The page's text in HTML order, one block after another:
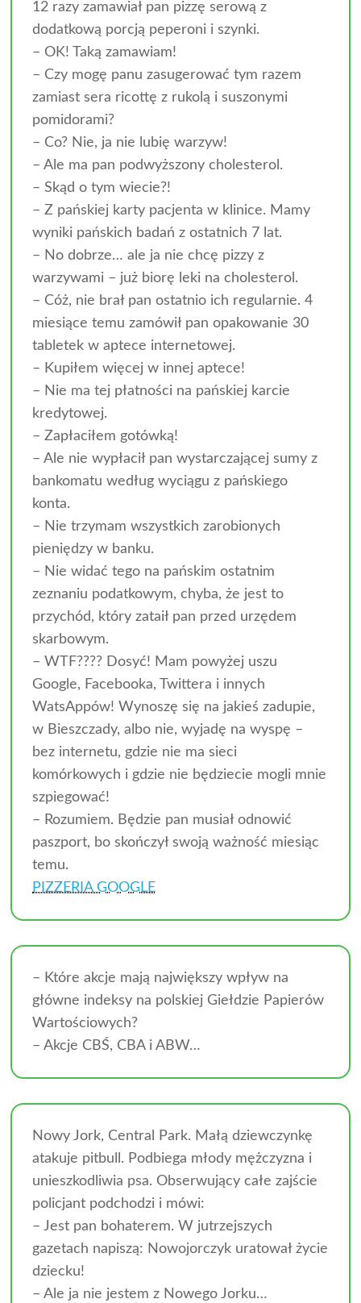
12 razy zamawiał pan pizzę serową z
dodatkową porcją peperoni i szynki.
– OK! Taką zamawiam!
– Czy mogę panu zasugerować tym razem
zamiast sera ricottę z rukolą i suszonymi
pomidorami?
– Co? Nie, ja nie lubię warzyw!
– Ale ma pan podwyższony cholesterol.
– Skąd o tym wiecie?!
– Z pańskiej karty pacjenta w klinice. Mamy
wyniki pańskich badań z ostatnich 7 lat.
– No dobrze… ale ja nie chcę pizzy z
warzywami – już biorę leki na cholesterol.
– Cóż, nie brał pan ostatnio ich regularnie. 4
miesiące temu zamówił pan opakowanie 30
tabletek w aptece internetowej.
– Kupiłem więcej w innej aptece!
– Nie ma tej płatności na pańskiej karcie
kredytowej.
– Zapłaciłem gotówką!
– Ale nie wypłacił pan wystarczającej sumy z
bankomatu według wyciągu z pańskiego
konta.
– Nie trzymam wszystkich zarobionych
pieniędzy w banku.
– Nie widać tego na pańskim ostatnim
zeznaniu podatkowym, chyba, że jest to
przychód, który zataił pan przed urzędem
skarbowym.
– WTF???? Dosyć! Mam powyżej uszu
Google, Facebooka, Twittera i innych
WatsAppów! Wynoszę się na jakieś zadupie,
w Bieszczady, albo nie, wyjadę na wyspę –
bez internetu, gdzie nie ma sieci
komórkowych i gdzie nie będziecie mogli mnie
szpiegować!
– Rozumiem. Będzie pan musiał odnowić
paszport, bo skończył swoją ważność miesiąc
temu.
PIZZERIA GOOGLE
– Które akcje mają największy wpływ na
główne indeksy na polskiej Giełdzie Papierów
Wartościowych?
– Akcje CBŚ, CBA i ABW…
Nowy Jork, Central Park. Małą dziewczynkę
atakuje pitbull. Podbiega młody mężczyzna i
unieszkodliwia psa. Obserwujący całe zajście
policjant podchodzi i mówi:
– Jest pan bohaterem. W jutrzejszych
gazetach napiszą: Nowojorczyk uratował życie
dziecku!
– Ale ja nie jestem z Nowego Jorku…